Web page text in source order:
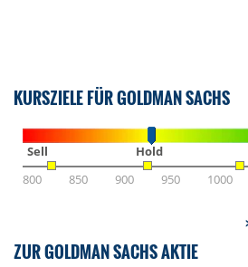
KURSZIELE FÜR GOLDMAN SACHS
Sell Hold
800
850 900 950 1000
ZUR GOLDMAN SACHS AKTIE